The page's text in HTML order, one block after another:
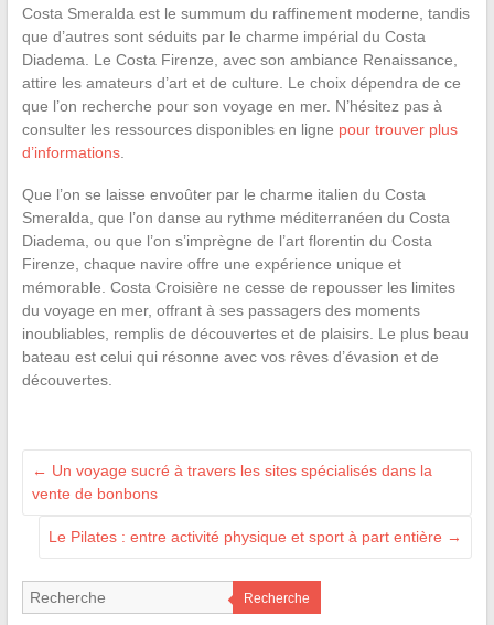
Costa Smeralda est le summum du raffinement moderne, tandis
que d’autres sont séduits par le charme impérial du Costa
Diadema. Le Costa Firenze, avec son ambiance Renaissance,
attire les amateurs d’art et de culture. Le choix dépendra de ce
que l’on recherche pour son voyage en mer. N’hésitez pas à
consulter les ressources disponibles en ligne pour trouver plus
d’informations.
Que l’on se laisse envoûter par le charme italien du Costa
Smeralda, que l’on danse au rythme méditerranéen du Costa
Diadema, ou que l’on s’imprègne de l’art florentin du Costa
Firenze, chaque navire offre une expérience unique et
mémorable. Costa Croisière ne cesse de repousser les limites
du voyage en mer, offrant à ses passagers des moments
inoubliables, remplis de découvertes et de plaisirs. Le plus beau
bateau est celui qui résonne avec vos rêves d’évasion et de
découvertes.
← Un voyage sucré à travers les sites spécialisés dans la
vente de bonbons
Le Pilates : entre activité physique et sport à part entière →
Recherche